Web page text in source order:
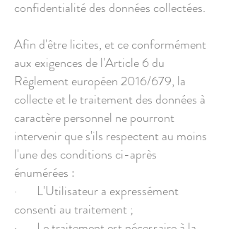
confidentialité des données collectées.
Afin d'être licites, et ce conformément
aux exigences de l'Article 6 du
Règlement européen 2016/679, la
collecte et le traitement des données à
caractère personnel ne pourront
intervenir que s'ils respectent au moins
l'une des conditions ci-après
énumérées :
· L'Utilisateur a expressément
consenti au traitement ;